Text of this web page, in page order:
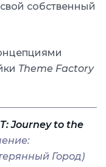
собственный
Theme Factory
Journey to the
Город)